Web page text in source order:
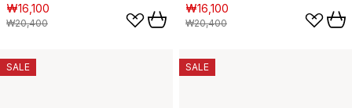
₩16,100
₩20,400
₩16,100
₩20,400
SALE SALE